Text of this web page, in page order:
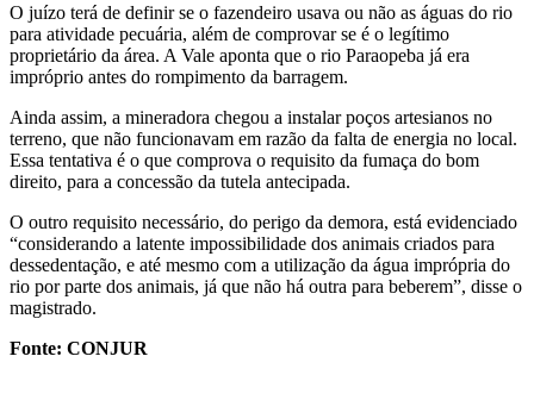
O juízo terá de definir se o fazendeiro usava ou não as águas do rio
para atividade pecuária, além de comprovar se é o legítimo
proprietário da área. A Vale aponta que o rio Paraopeba já era
impróprio antes do rompimento da barragem.
Ainda assim, a mineradora chegou a instalar poços artesianos no
terreno, que não funcionavam em razão da falta de energia no local.
Essa tentativa é o que comprova o requisito da fumaça do bom
direito, para a concessão da tutela antecipada.
O outro requisito necessário, do perigo da demora, está evidenciado
“considerando a latente impossibilidade dos animais criados para
dessedentação, e até mesmo com a utilização da água imprópria do
rio por parte dos animais, já que não há outra para beberem”, disse o
magistrado.
Fonte: CONJUR